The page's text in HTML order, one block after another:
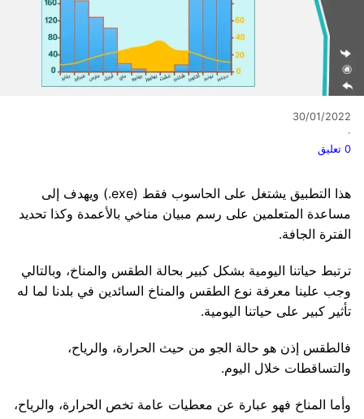
30/01/2022
·
0 تعليق
هذا التطبيق يشتغل على الحاسوب فقط (exe.) ويهدف إلى
مساعدة المتعلمين على رسم مبيان مناخي بالأعمدة وكذا تحديد
الفترة الجافة.
ترتبط حياتنا اليومية بشكل كبير بحالة الطقس والمناخ، وبالتالي
وجب علينا معرفة نوع الطقس والمناخ السائدين في بلدنا لما له
تأثير كبير على حياتنا اليومية.
فالطقس إذن هو حالة الجو من حيث الحرارة، والرياح،
والتساقطات خلال اليوم.
وأما المناخ فهو عبارة عن معطيات عامة تخص الحرارة، والرياح،